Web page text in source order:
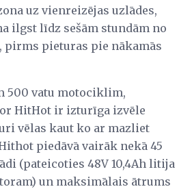
uz vienreizējas uzlādes,
ilgst līdz sešām stundām no
pieturas pie nākamās
500 vatu motociklim,
HitHot ir izturīga izvēle
vēlas kaut ko ar mazliet
piedāvā vairāk nekā 45
(pateicoties 48V 10,4Ah litija
un maksimālais ātrums